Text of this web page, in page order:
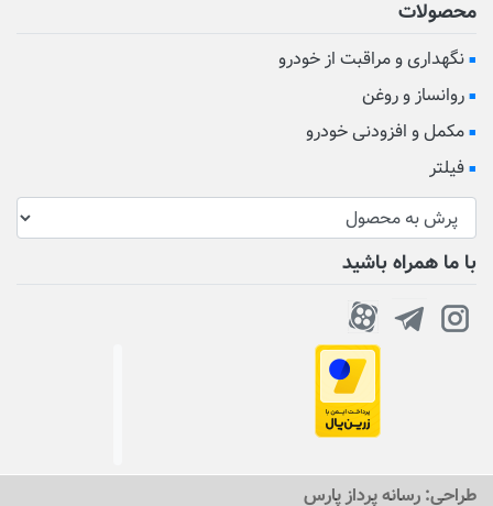
محصولات
نگهداری و مراقبت از خودرو
روانساز و روغن
مکمل و افزودنی خودرو
فیلتر
با ما همراه باشید
طراحی: رسانه پرداز پارس